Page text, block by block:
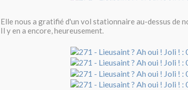
Elle nous a gratifié d'un vol stationnaire au-dessus de
Il y en a encore, heureusement.